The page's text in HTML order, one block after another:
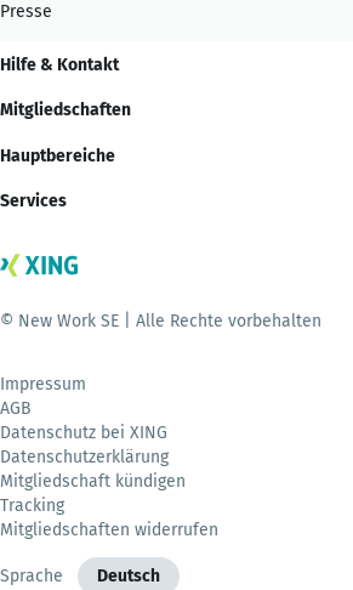
Presse
Hilfe & Kontakt
Mitgliedschaften
Hauptbereiche
Services
© New Work SE | Alle Rechte vorbehalten
Impressum
AGB
Datenschutz bei XING
Datenschutzerklärung
Mitgliedschaft kündigen
Tracking
Mitgliedschaften widerrufen
Sprache Deutsch